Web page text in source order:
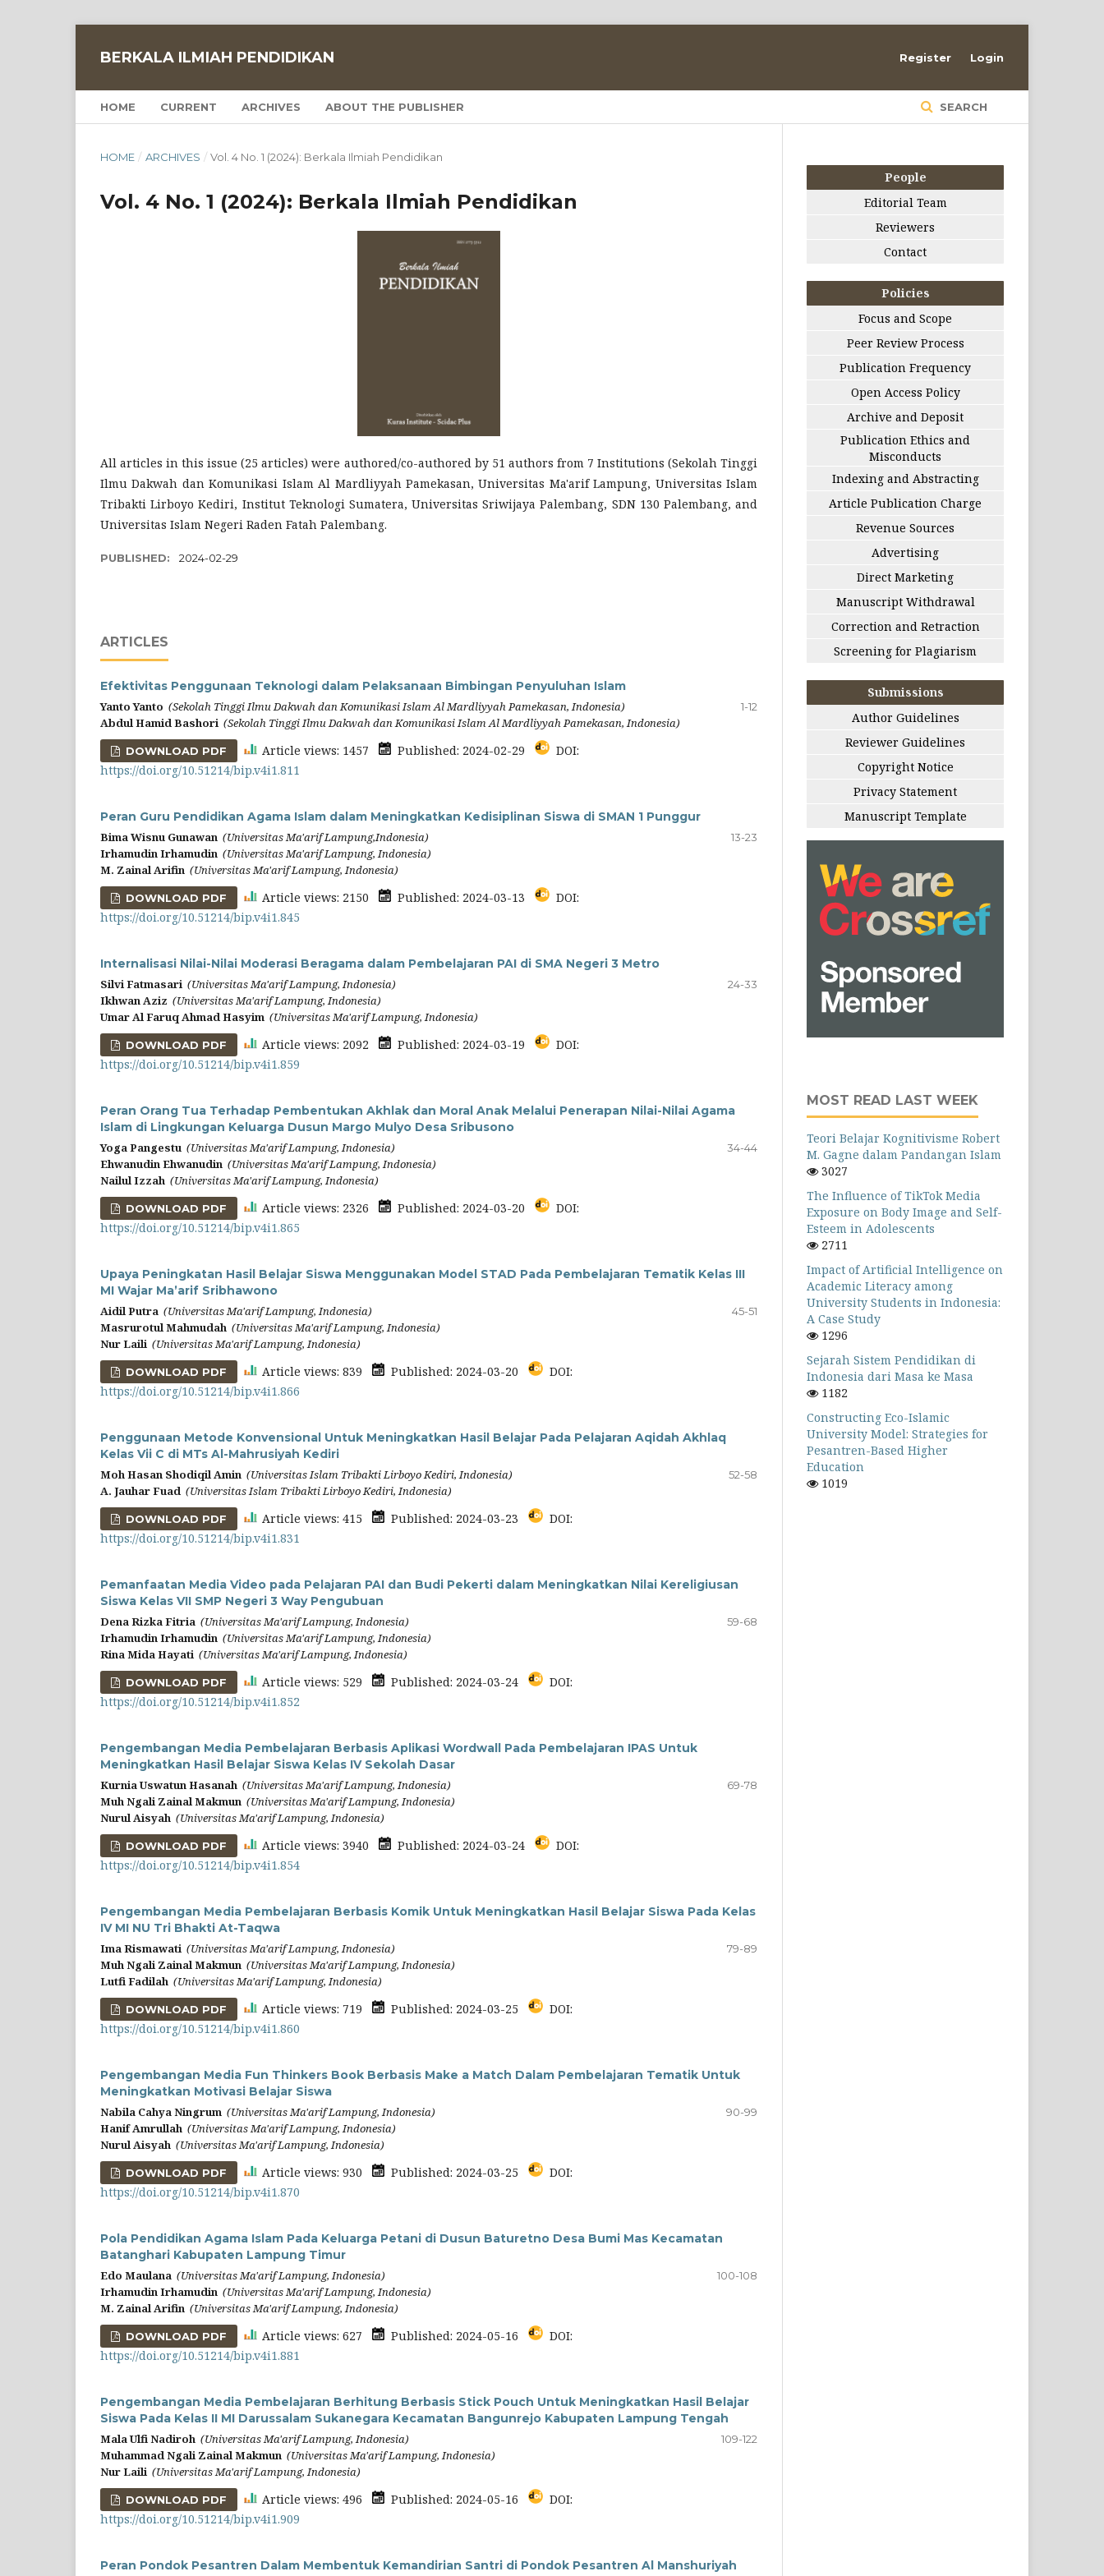
BERKALA ILMIAH PENDIDIKAN
HOME CURRENT ARCHIVES ABOUT THE PUBLISHER SEARCH
Register Login
HOME / ARCHIVES / Vol. 4 No. 1 (2024): Berkala Ilmiah Pendidikan
Vol. 4 No. 1 (2024): Berkala Ilmiah Pendidikan
All articles in this issue (25 articles) were authored/co-authored by 51 authors from 7 Institutions (Sekolah Tinggi
Ilmu Dakwah dan Komunikasi Islam Al Mardliyyah Pamekasan, Universitas Ma'arif Lampung, Universitas Islam
Tribakti Lirboyo Kediri, Institut Teknologi Sumatera, Universitas Sriwijaya Palembang, SDN 130 Palembang, and
Universitas Islam Negeri Raden Fatah Palembang.
PUBLISHED: 2024-02-29
ARTICLES
Efektivitas Penggunaan Teknologi dalam Pelaksanaan Bimbingan Penyuluhan Islam
Yanto Yanto (Sekolah Tinggi Ilmu Dakwah dan Komunikasi Islam Al Mardliyyah Pamekasan, Indonesia)
Abdul Hamid Bashori (Sekolah Tinggi Ilmu Dakwah dan Komunikasi Islam Al Mardliyyah Pamekasan, Indonesia)
1-12
DOWNLOAD PDF Article views: 1457 Published: 2024-02-29
DOI:
https://doi.org/10.51214/bip.v4i1.811
Peran Guru Pendidikan Agama Islam dalam Meningkatkan Kedisiplinan Siswa di SMAN 1 Punggur
Bima Wisnu Gunawan (Universitas Ma'arif Lampung,Indonesia)
Irhamudin Irhamudin (Universitas Ma'arif Lampung, Indonesia)
M. Zainal Arifin (Universitas Ma'arif Lampung, Indonesia)
13-23
DOWNLOAD PDF Article views: 2150 Published: 2024-03-13
DOI:
https://doi.org/10.51214/bip.v4i1.845
Internalisasi Nilai-Nilai Moderasi Beragama dalam Pembelajaran PAI di SMA Negeri 3 Metro
Silvi Fatmasari (Universitas Ma'arif Lampung, Indonesia)
Ikhwan Aziz (Universitas Ma'arif Lampung, Indonesia)
Umar Al Faruq Ahmad Hasyim (Universitas Ma'arif Lampung, Indonesia)
24-33
DOWNLOAD PDF Article views: 2092 Published: 2024-03-19
DOI:
https://doi.org/10.51214/bip.v4i1.859
Peran Orang Tua Terhadap Pembentukan Akhlak dan Moral Anak Melalui Penerapan Nilai-Nilai Agama
Islam di Lingkungan Keluarga Dusun Margo Mulyo Desa Sribusono
Yoga Pangestu (Universitas Ma'arif Lampung, Indonesia)
Ehwanudin Ehwanudin (Universitas Ma'arif Lampung, Indonesia)
Nailul Izzah (Universitas Ma'arif Lampung, Indonesia)
34-44
DOWNLOAD PDF Article views: 2326 Published: 2024-03-20
DOI:
https://doi.org/10.51214/bip.v4i1.865
Upaya Peningkatan Hasil Belajar Siswa Menggunakan Model STAD Pada Pembelajaran Tematik Kelas III
MI Wajar Ma’arif Sribhawono
Aidil Putra (Universitas Ma'arif Lampung, Indonesia)
Masrurotul Mahmudah (Universitas Ma'arif Lampung, Indonesia)
Nur Laili (Universitas Ma'arif Lampung, Indonesia)
45-51
DOWNLOAD PDF Article views: 839 Published: 2024-03-20
DOI:
https://doi.org/10.51214/bip.v4i1.866
Penggunaan Metode Konvensional Untuk Meningkatkan Hasil Belajar Pada Pelajaran Aqidah Akhlaq
Kelas Vii C di MTs Al-Mahrusiyah Kediri
Moh Hasan Shodiqil Amin (Universitas Islam Tribakti Lirboyo Kediri, Indonesia)
A. Jauhar Fuad (Universitas Islam Tribakti Lirboyo Kediri, Indonesia)
52-58
DOWNLOAD PDF Article views: 415 Published: 2024-03-23
DOI:
https://doi.org/10.51214/bip.v4i1.831
Pemanfaatan Media Video pada Pelajaran PAI dan Budi Pekerti dalam Meningkatkan Nilai Kereligiusan
Siswa Kelas VII SMP Negeri 3 Way Pengubuan
Dena Rizka Fitria (Universitas Ma'arif Lampung, Indonesia)
Irhamudin Irhamudin (Universitas Ma'arif Lampung, Indonesia)
Rina Mida Hayati (Universitas Ma'arif Lampung, Indonesia)
59-68
DOWNLOAD PDF Article views: 529 Published: 2024-03-24
DOI:
https://doi.org/10.51214/bip.v4i1.852
Pengembangan Media Pembelajaran Berbasis Aplikasi Wordwall Pada Pembelajaran IPAS Untuk
Meningkatkan Hasil Belajar Siswa Kelas IV Sekolah Dasar
Kurnia Uswatun Hasanah (Universitas Ma'arif Lampung, Indonesia)
Muh Ngali Zainal Makmun (Universitas Ma'arif Lampung, Indonesia)
Nurul Aisyah (Universitas Ma'arif Lampung, Indonesia)
69-78
DOWNLOAD PDF Article views: 3940 Published: 2024-03-24
DOI:
https://doi.org/10.51214/bip.v4i1.854
Pengembangan Media Pembelajaran Berbasis Komik Untuk Meningkatkan Hasil Belajar Siswa Pada Kelas
IV MI NU Tri Bhakti At-Taqwa
Ima Rismawati (Universitas Ma'arif Lampung, Indonesia)
Muh Ngali Zainal Makmun (Universitas Ma'arif Lampung, Indonesia)
Lutfi Fadilah (Universitas Ma'arif Lampung, Indonesia)
79-89
DOWNLOAD PDF Article views: 719 Published: 2024-03-25
DOI:
https://doi.org/10.51214/bip.v4i1.860
Pengembangan Media Fun Thinkers Book Berbasis Make a Match Dalam Pembelajaran Tematik Untuk
Meningkatkan Motivasi Belajar Siswa
Nabila Cahya Ningrum (Universitas Ma'arif Lampung, Indonesia)
Hanif Amrullah (Universitas Ma'arif Lampung, Indonesia)
Nurul Aisyah (Universitas Ma'arif Lampung, Indonesia)
90-99
DOWNLOAD PDF Article views: 930 Published: 2024-03-25
DOI:
https://doi.org/10.51214/bip.v4i1.870
Pola Pendidikan Agama Islam Pada Keluarga Petani di Dusun Baturetno Desa Bumi Mas Kecamatan
Batanghari Kabupaten Lampung Timur
Edo Maulana (Universitas Ma'arif Lampung, Indonesia)
Irhamudin Irhamudin (Universitas Ma'arif Lampung, Indonesia)
M. Zainal Arifin (Universitas Ma'arif Lampung, Indonesia)
100-108
DOWNLOAD PDF Article views: 627 Published: 2024-05-16
DOI:
https://doi.org/10.51214/bip.v4i1.881
Pengembangan Media Pembelajaran Berhitung Berbasis Stick Pouch Untuk Meningkatkan Hasil Belajar
Siswa Pada Kelas II MI Darussalam Sukanegara Kecamatan Bangunrejo Kabupaten Lampung Tengah
Mala Ulfi Nadiroh (Universitas Ma'arif Lampung, Indonesia)
Muhammad Ngali Zainal Makmun (Universitas Ma'arif Lampung, Indonesia)
Nur Laili (Universitas Ma'arif Lampung, Indonesia)
109-122
DOWNLOAD PDF Article views: 496 Published: 2024-05-16
DOI:
https://doi.org/10.51214/bip.v4i1.909
Peran Pondok Pesantren Dalam Membentuk Kemandirian Santri di Pondok Pesantren Al Manshuriyah
People
Editorial Team
Reviewers
Contact
Policies
Focus and Scope
Peer Review Process
Publication Frequency
Open Access Policy
Archive and Deposit
Publication Ethics and
Misconducts
Indexing and Abstracting
Article Publication Charge
Revenue Sources
Advertising
Direct Marketing
Manuscript Withdrawal
Correction and Retraction
Screening for Plagiarism
Submissions
Author Guidelines
Reviewer Guidelines
Copyright Notice
Privacy Statement
Manuscript Template
MOST READ LAST WEEK
Teori Belajar Kognitivisme Robert
M. Gagne dalam Pandangan Islam
3027
The Influence of TikTok Media
Exposure on Body Image and Self-
Esteem in Adolescents
2711
Impact of Artificial Intelligence on
Academic Literacy among
University Students in Indonesia:
A Case Study
1296
Sejarah Sistem Pendidikan di
Indonesia dari Masa ke Masa
1182
Constructing Eco-Islamic
University Model: Strategies for
Pesantren-Based Higher
Education
1019